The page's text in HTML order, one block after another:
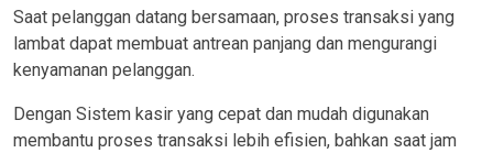
Saat pelanggan datang bersamaan, proses transaksi yang
lambat dapat membuat antrean panjang dan mengurangi
kenyamanan pelanggan.
Dengan Sistem kasir yang cepat dan mudah digunakan
membantu proses transaksi lebih efisien, bahkan saat jam